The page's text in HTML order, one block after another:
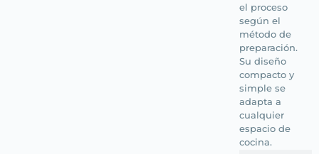
el proceso
según el
método de
preparación.
Su diseño
compacto y
simple se
adapta a
cualquier
espacio de
cocina.